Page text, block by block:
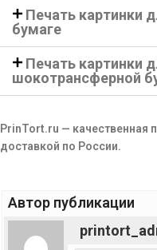
Печать картинки
бумаге
Печать картинки
шокотрансферной
PrinTort.ru — качественная
доставкой по России.
Автор публикации